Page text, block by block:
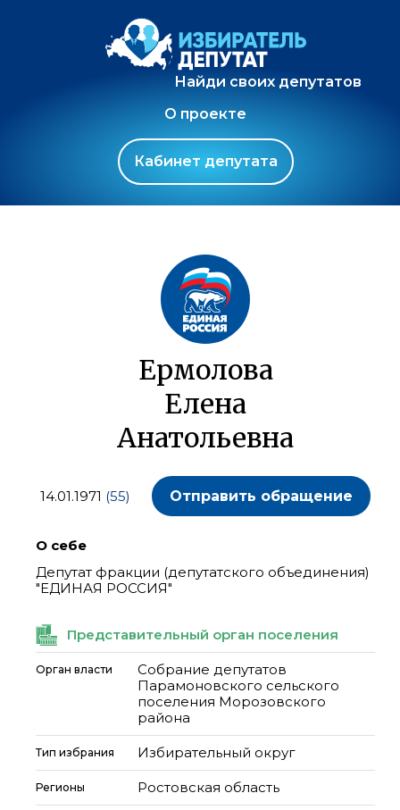
Найди своих депутатов
О проекте
Кабинет депутата
Ермолова
Елена
Анатольевна
14.01.1971 (55) Отправить обращение
О себе
Депутат фракции (депутатского объединения)
"ЕДИНАЯ РОССИЯ"
Представительный орган поселения
Орган власти
Собрание депутатов
Парамоновского сельского
поселения Морозовского
района
Тип избрания Избирательный округ
Регионы Ростовская область